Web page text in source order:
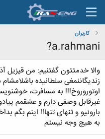
کاربران
a.rahmani?
والا خدمتتون گفتنیم: من قیزیل
زندیگاننمغی سلطانیده
اوتوروروخ!!! به مسافرت،
غیرقابل وصفی دارم و عشقمم
بارونیو و تنهای تنها!! اینم
به هیچ وجه نیستم